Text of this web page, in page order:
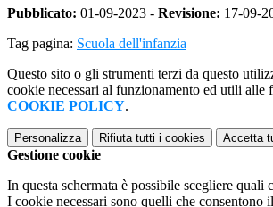
Pubblicato: 01-09-2023 - Revisione: 17-09-
Tag pagina: Scuola dell'infanzia
Questo sito o gli strumenti terzi da questo
cookie necessari al funzionamento ed utili alle
COOKIE POLICY.
Personalizza Rifiuta tutti i cookies Accetta
Gestione cookie
In questa schermata è possibile scegliere quali
I cookie necessari sono quelli che consentono